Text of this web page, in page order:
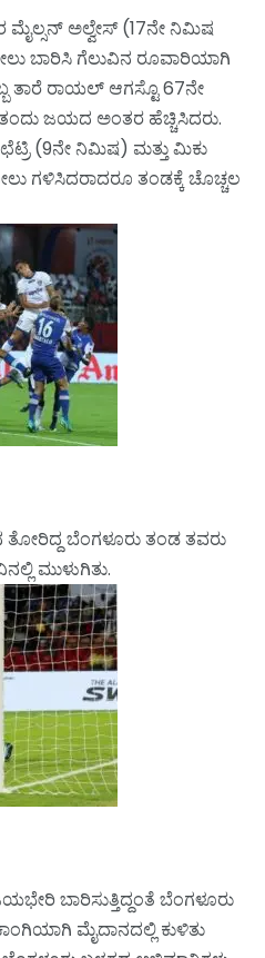
ಅಲ್ವೇಸ್ (17ನೇ ನಿಮಿಷ
ಬಾರಿಸಿ ಗೆಲುವಿನ ರೂವಾರಿಯಾಗಿ
ತಾರೆ ರಾಯಲ್ ಆಗಸ್ಟೊ 67ನೇ
ಜಯದ ಅಂತರ ಹೆಚ್ಚಿಸಿದರು.
(9ನೇ ನಿಮಿಷ) ಮತ್ತು ಮಿಕು
ಗಳಿಸಿದರಾದರೂ ತಂಡಕ್ಕೆ ಚೊಚ್ಚಲ
ತೋರಿದ್ದ ಬೆಂಗಳೂರು ತಂಡ ತವರು
ಮುಳುಗಿತು.
ಬಾರಿಸುತ್ತಿದ್ದಂತೆ ಬೆಂಗಳೂರು
ಮೈದಾನದಲ್ಲಿ ಕುಳಿತು